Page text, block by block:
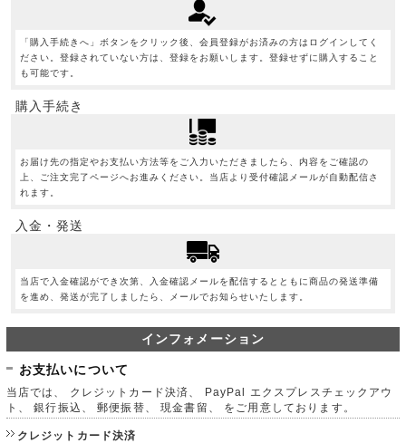
「購入手続きへ」ボタンをクリック後、会員登録がお済みの方はログインしてく
ださい。登録されていない方は、登録をお願いします。登録せずに購入すること
も可能です。
購入手続き
お届け先の指定やお支払い方法等をご入力いただきましたら、内容をご確認の
上、ご注文完了ページへお進みください。当店より受付確認メールが自動配信さ
れます。
入金・発送
当店で入金確認ができ次第、入金確認メールを配信するとともに商品の発送準備
を進め、発送が完了しましたら、メールでお知らせいたします。
インフォメーション
お支払いについて
当店では、 クレジットカード決済、 PayPal エクスプレスチェックアウ
ト、 銀行振込、 郵便振替、 現金書留、 をご用意しております。
クレジットカード決済